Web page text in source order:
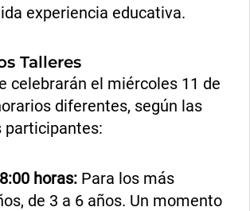
experiencia educativa.
Talleres
celebrarán el miércoles 11 de
diferentes, según las
participantes:
horas: Para los más
de 3 a 6 años. Un momento